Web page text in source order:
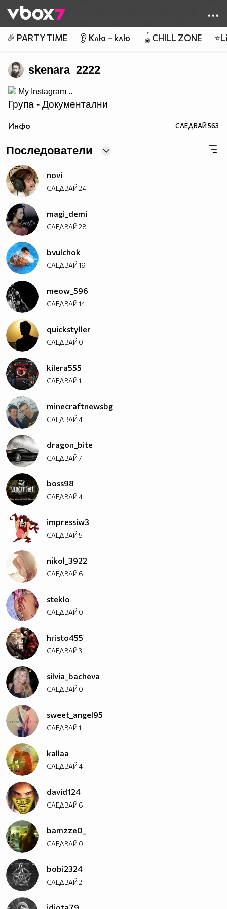
👾
🎉 PARTY TIME 👂 Клю – клю 🪀CHILL ZONE
skenara_2222
My Instagram ..
Група - Документални
Филми!
Инфо СЛЕДВАЙ563
Последователи
novi
СЛЕДВАЙ24
magi_demi
СЛЕДВАЙ28
bvulchok
СЛЕДВАЙ19
meow_596
СЛЕДВАЙ14
quickstyller
СЛЕДВАЙ 0
kilera555
СЛЕДВАЙ1
minecraftnewsbg
СЛЕДВАЙ4
dragon_bite
СЛЕДВАЙ7
boss98
СЛЕДВАЙ4
impressiw3
СЛЕДВАЙ5
nikol_3922
СЛЕДВАЙ 6
steklo
СЛЕДВАЙ 0
hristo455
СЛЕДВАЙ3
silvia_bacheva
СЛЕДВАЙ 0
sweet_angel95
СЛЕДВАЙ1
kallaa
СЛЕДВАЙ4
david124
СЛЕДВАЙ 6
bamzze0_
СЛЕДВАЙ 0
bobi2324
СЛЕДВАЙ2